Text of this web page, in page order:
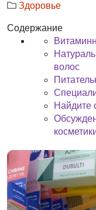
Здоровье
Содержание
волос
Найдите